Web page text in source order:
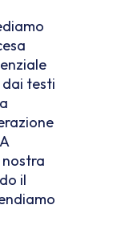
testi
il